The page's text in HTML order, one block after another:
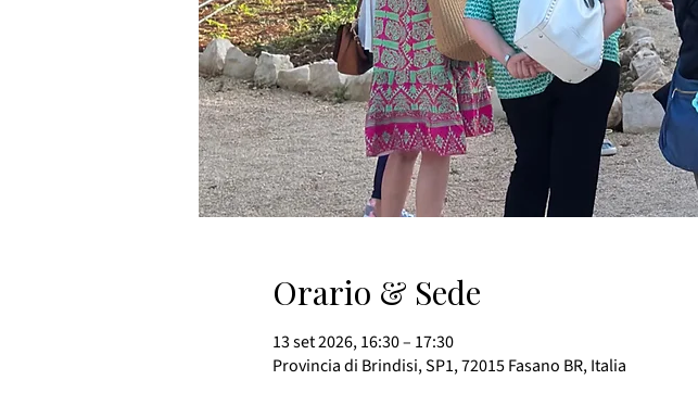
Orario & Sede
13 set 2026, 16:30 – 17:30
Provincia di Brindisi, SP1, 72015 Fasano BR, Italia